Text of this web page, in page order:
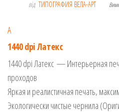
від ТИПОГРАФИЯ ВЕЛА-АРТ
A
1440 dpi Латекс
1440 dpi Латекс — Интерьерная
проходов
Яркая и реалистичная печать,
Экологически чистые чернила